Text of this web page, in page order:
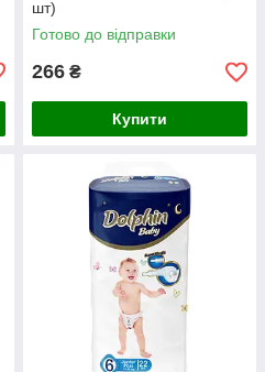
шт)
Готово до відправки
266 ₴
Купити